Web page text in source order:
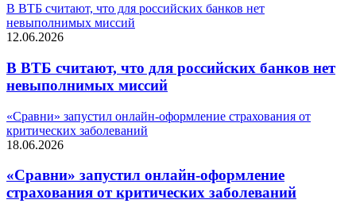
В ВТБ считают, что для российских банков нет
невыполнимых миссий
12.06.2026
В ВТБ считают, что для российских банков нет
невыполнимых миссий
«Сравни» запустил онлайн-оформление страхования от
критических заболеваний
18.06.2026
«Сравни» запустил онлайн-оформление
страхования от критических заболеваний